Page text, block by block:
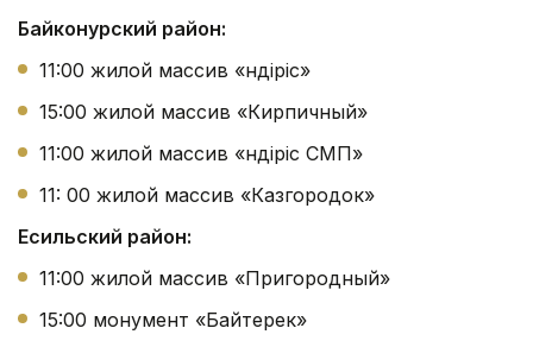
Байконурский район:
11:00 жилой массив «Өндіріс»
15:00 жилой массив «Кирпичный»
11:00 жилой массив «Өндіріс СМП»
11: 00 жилой массив «Казгородок»
Есильский район:
11:00 жилой массив «Пригородный»
15:00 монумент «Байтерек»